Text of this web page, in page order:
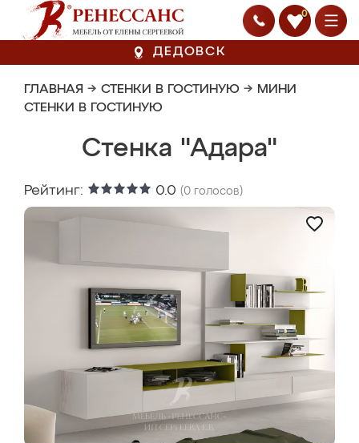
0
ДЕДОВСК
ГЛАВНАЯ → СТЕНКИ В ГОСТИНУЮ → МИНИ
СТЕНКИ В ГОСТИНУЮ
Стенка "Адара"
Рейтинг: 0.0 (0 голосов)